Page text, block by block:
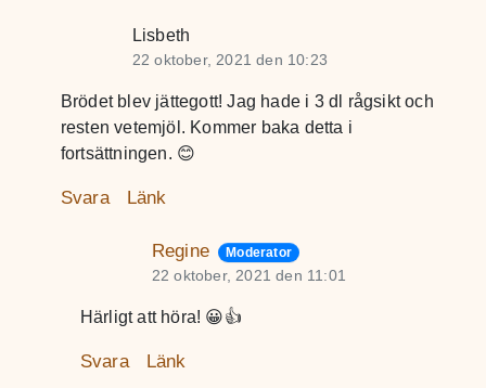
Lisbeth
22 oktober, 2021 den 10:23
Brödet blev jättegott! Jag hade i 3 dl rågsikt och
resten vetemjöl. Kommer baka detta i
fortsättningen. 😊
Svara Länk
Regine Moderator
22 oktober, 2021 den 11:01
Härligt att höra! 😀👍
Svara Länk